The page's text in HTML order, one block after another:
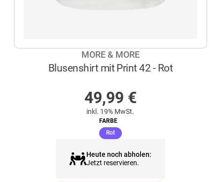
MORE & MORE
Blusenshirt mit Print 42 - Rot
49,99 €
inkl. 19% MwSt.
FARBE
Rot(ausgewählt)
Heute noch abholen:
Jetzt reservieren.